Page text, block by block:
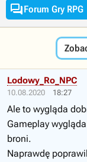
Forum Gry RPG
10.08.2020 18:27
Lodowy_Ro_NPC
Ale to wygląda
Gameplay
broni.
Naprawdę